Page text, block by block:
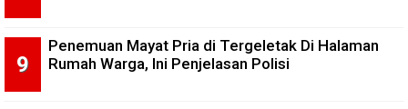
Penemuan Mayat Pria di Tergeletak Di Halaman
Rumah Warga, Ini Penjelasan Polisi